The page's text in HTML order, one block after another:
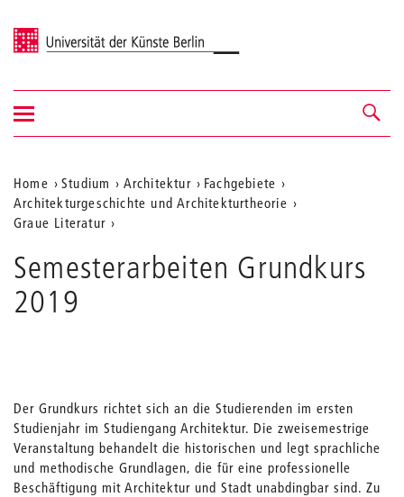
Universität der Künste Berlin
Navigation &
Suche
Navigation
ein-/ausblenden
Aktuelle
Position
der
Webseite
Home Studium Architektur
Fachgebiete
Architekturgeschichte und Architekturtheorie
Graue Literatur
Semesterarbeiten
Semesterarbeiten Grundkurs
2019
Der Grundkurs richtet sich an die Studierenden im ersten
Studienjahr im Studiengang Architektur. Die zweisemestrige
Veranstaltung behandelt die historischen und legt sprachliche
und methodische Grundlagen, die für eine professionelle
Beschäftigung mit Architektur und Stadt unabdingbar sind. Zu